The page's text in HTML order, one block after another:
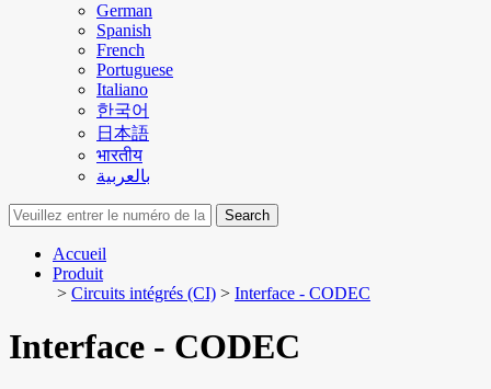
German
Spanish
French
Portuguese
Italiano
한국어
日本語
भारतीय
بالعربية
Search
Accueil
Produit
> Circuits intégrés (CI) > Interface - CODEC
Interface - CODEC